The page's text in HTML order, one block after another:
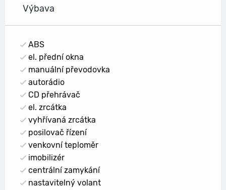
Výbava
ABS
el. přední okna
manuální převodovka
autorádio
CD přehrávač
el. zrcátka
vyhřívaná zrcátka
posilovač řízení
venkovní teploměr
imobilizér
centrální zamykání
nastavitelný volant